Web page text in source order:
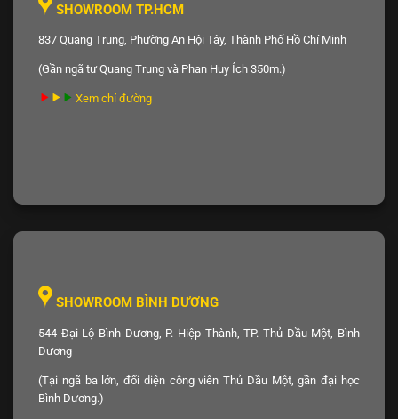
SHOWROOM TP.HCM
837 Quang Trung, Phường An Hội Tây, Thành Phố Hồ Chí Minh
(Gần ngã tư Quang Trung và Phan Huy Ích 350m.)
Xem chỉ đường
SHOWROOM BÌNH DƯƠNG
544 Đại Lộ Bình Dương, P. Hiệp Thành, TP. Thủ Dầu Một, Bình
Dương
(Tại ngã ba lớn, đối diện công viên Thủ Dầu Một, gần đại học
Bình Dương.)